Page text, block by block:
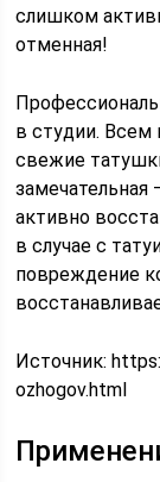
слишком
отменная!
в студии.
свежие
замечательная
активно
в случае с
повреждение
Источник:
ozhogov.html